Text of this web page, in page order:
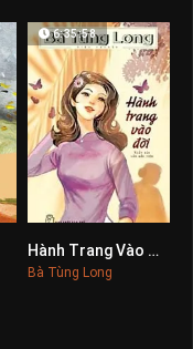
0
6:35:58
Hành Trang Vào Đời
Bà Tùng Long